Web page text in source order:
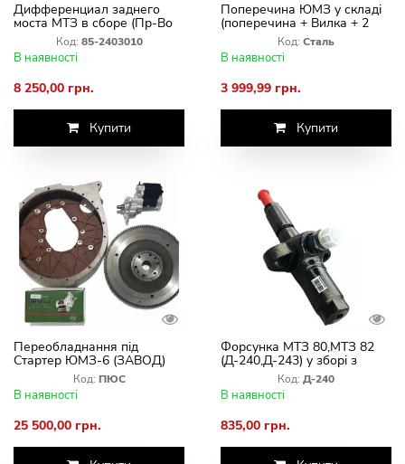
Дифференциал заднего
моста МТЗ в сборе (Пр-Во
Польша)Код: 85-2403010
В наявності
8 250,00 грн.
Купити
Поперечина ЮМЗ у складі
(поперечина + Вилка + 2
пальці + шкворінь)
Код: Сталь
В наявності
3 999,99 грн.
Купити
Переобладнання під
Стартер ЮМЗ-6 (ЗАВОД)
Картер+Маховик+Стартер
3.5 кВт Код: ПЮС
В наявності
25 500,00 грн.
Форсунка МТЗ 80,МТЗ 82
(Д-240,Д-243) у зборі з
розпилювачем
Код: Д-240
В наявності
835,00 грн.